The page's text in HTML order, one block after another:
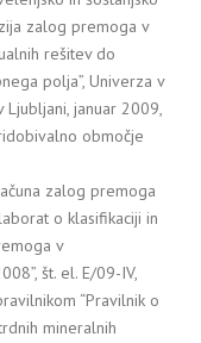
zalog premoga v
rešitev do
polja”, Univerza v
Ljubljani, januar 2009,
območje
zalog premoga
o klasifikaciji in
v
št. el. E/09-IV,
“Pravilnik o
mineralnih